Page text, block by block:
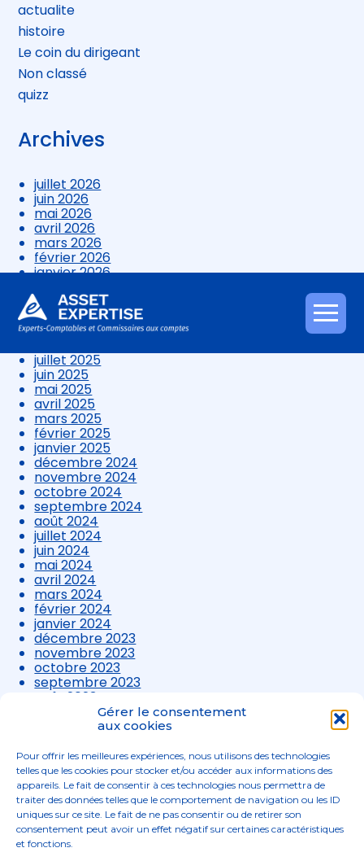
Gérer le consentement
aux cookies
Pour offrir les meilleures expériences, nous utilisons des technologies
telles que les cookies pour stocker et/ou accéder aux informations des
appareils. Le fait de consentir à ces technologies nous permettra de
traiter des données telles que le comportement de navigation ou les ID
uniques sur ce site. Le fait de ne pas consentir ou de retirer son
consentement peut avoir un effet négatif sur certaines caractéristiques
et fonctions.
Aller
au
actualite
histoire
Le coin du dirigeant
Non classé
quizz
Archives
juillet 2026
juin 2026
mai 2026
avril 2026
mars 2026
février 2026
janvier 2026
novembre 2025
octobre 2025
septembre 2025
juillet 2025
juin 2025
mai 2025
avril 2025
mars 2025
février 2025
janvier 2025
décembre 2024
novembre 2024
octobre 2024
septembre 2024
août 2024
juillet 2024
juin 2024
mai 2024
avril 2024
mars 2024
février 2024
janvier 2024
décembre 2023
novembre 2023
octobre 2023
septembre 2023
août 2023
juillet 2023
avril 2023
mars 2023